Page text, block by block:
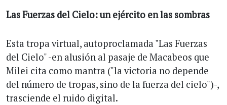
Las Fuerzas del Cielo: un ejército en las sombras
Esta tropa virtual, autoproclamada "Las Fuerzas
del Cielo" -en alusión al pasaje de Macabeos que
Milei cita como mantra ("la victoria no depende
del número de tropas, sino de la fuerza del cielo")-,
trasciende el ruido digital.